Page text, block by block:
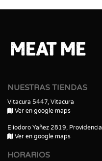
NUESTRAS TIENDAS
Vitacura 5447, Vitacura
Ver en google maps
Eliodoro Yañez 2819, Providencia
Ver en google maps
HORARIOS